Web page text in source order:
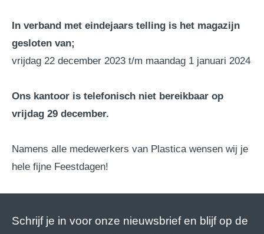
In verband met eindejaars telling is het magazijn
gesloten van;
vrijdag 22 december 2023 t/m maandag 1 januari 2024
Ons kantoor is telefonisch niet bereikbaar op
vrijdag 29 december.
Namens alle medewerkers van Plastica wensen wij je
hele fijne Feestdagen!
Schrijf je in voor onze nieuwsbrief en blijf op de